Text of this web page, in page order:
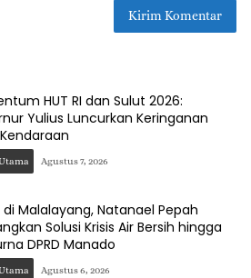
HUT RI dan Sulut 2026:
Yulius Luncurkan Keringanan
Agustus 7, 2026
di Malalayang, Natanael Pepah
Solusi Krisis Air Bersih hingga
DPRD Manado
Agustus 6, 2026